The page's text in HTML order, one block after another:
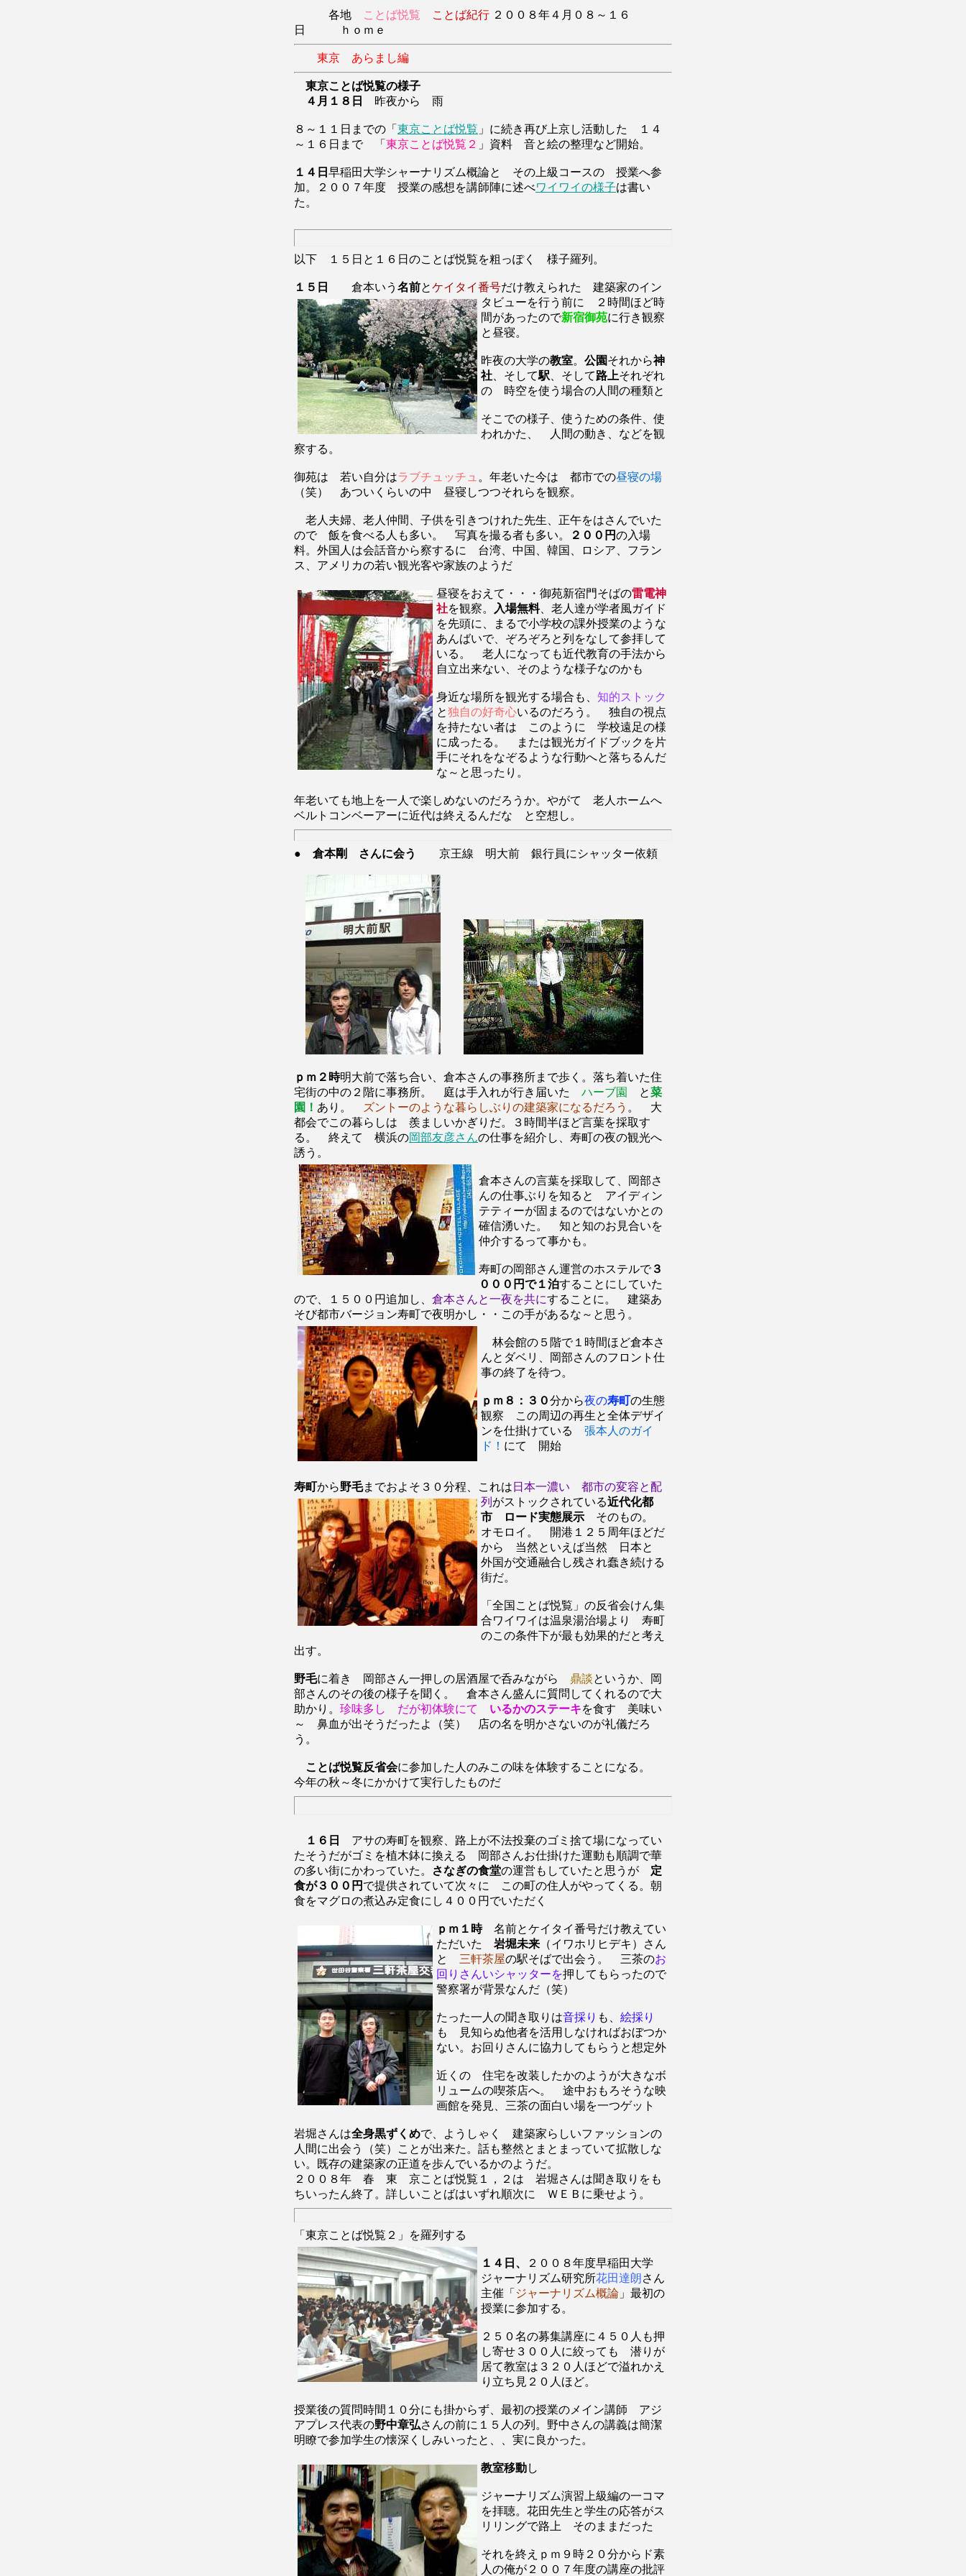
各地 ことば悦覧 ことば紀行 ２００８年４月０８～１６
日 ｈｏｍｅ
東京 あらまし編
東京ことば悦覧の様子
４月 １８日 昨夜から 雨
８～１１日までの「 東京ことば悦覧 」に続き再び上京し活動した １４
～１６日まで 「 東京ことば悦覧２ 」資料 音と絵の整理など開始。
１４日 早稲田大学シャーナリズム概論と その上級コースの 授業へ参
加。２００７年度 授業の感想を講師陣に述べワイワイの様子は書い
た。
以下 １５日と１６日のことば悦覧を粗っぽく 様子羅列。
１５日 倉本いう 名前とケイタイ番号だけ教えられた 建築家のイン
タビューを行う前に ２時間ほど時
間があったので新宿御苑に行き観察
と昼寝。
昨夜の大学の教室。 公園それから神
社 、そして駅 、そして路上それぞれ
の 時空を使う場合の人間の種類と
そこでの様子、使うための条件、使
われかた、 人間の動き、などを観
察する。
御苑は 若い自分はラブチュッチュ 。年老いた今は 都市での昼寝の場
（笑） あついくらいの中 昼寝しつつそれらを観察。
老人夫婦、老人仲間、子供を引きつけれた先生、正午をはさんでいた
ので 飯を食べる人も多い。 写真を撮る者も多い。
２００円の入場
料。外国人は会話音から察するに 台湾、中国、韓国、ロシア、フラン
ス、アメリカの若い観光客や家族のようだ
昼寝をおえて・・・御苑新宿門そばの雷電神
社を観察。 入場無料、老人達が学者風ガイド
を先頭に、まるで小学校の課外授業のような
あんばいで、ぞろぞろと列をなして参拝して
いる。 老人になっても近代教育の手法から
自立出来ない、そのような様子なのかも
身近な場所を観光する場合も、 知的ストック
と独自の好奇心いるのだろう。 独自の視点
を持たない者は このように 学校遠足の様
に成ったる。 または観光ガイドブックを片
手にそれをなぞるような行動へと落ちるんだ
な～と思ったり。
年老いても地上を一人で楽しめないのだろうか。やがて 老人ホームへ
ベルトコンベーアーに近代は終えるんだな と空想し。
● 倉本剛 さんに会う 京王線 明大前 銀行員にシャッター依頼
ｐｍ２時明大前で落ち合い、倉本さんの事務所まで歩く。落ち着いた住
宅街の中の２階に事務所。 庭は手入れが行き届いた ハーブ園 と菜
園！ あり。 ズントーのような暮らしぶりの建築家になるだろう 。 大
都会でこの暮らしは 羨ましいかぎりだ。３時間半ほど言葉を採取す
る。 終えて 横浜の岡部友彦さんの仕事を紹介し、寿町の夜の観光へ
誘う。
倉本さんの言葉を採取して、岡部さ
んの仕事ぶりを知ると アイディン
テティーが固まるのではないかとの
確信湧いた。 知と知のお見合いを
仲介するって事かも。
寿町の岡部さん運営のホステルで３
０００円で１泊することにしていた
ので、１５００円追加し、 倉本さんと一夜を共にすることに。 建築あ
そび都市バージョン寿町で夜明かし・・この手があるな～と思う。
林会館の５階で１時間ほど倉本さ
んとダベリ、岡部さんのフロント仕
事の終了を待つ。
ｐｍ８：３０分から夜の寿町の生態
観察 この周辺の再生と全体デザイ
ンを仕掛けている
張本人のガイ
ド！ にて 開始
寿町から野毛までおよそ３０分程、これは 日本一濃い 都市の変容と配
列 がストックされている近代化都
市 ロード実態展示 そのもの。
オモロイ。 開港１２５周年ほどだ
から 当然といえば当然 日本と
外国が交通融合し残され蠢き続ける
街だ。
「全国ことば悦覧」の反省会けん集
合ワイワイは温泉湯治場より 寿町
のこの条件下が最も効果的だと考え
出す。
野毛に着き 岡部さん一押しの居酒屋で呑みながら 鼎談というか、岡
部さんのその後の様子を聞く。 倉本さん盛んに質問してくれるので大
助かり。 珍味多し だが初体験にて いるかのステーキを食す 美味い
～ 鼻血が出そうだったよ（笑） 店の名を明かさないのが礼儀だろ
う。
ことば悦覧反省会に参加した人のみこの味を体験することになる。
今年の秋～冬にかかけて実行したものだ
１６日
アサの寿町を観察、路上が不法投棄のゴミ捨て場になってい
たそうだがゴミを植木鉢に換える 岡部さんお仕掛けた運動も順調で華
の多い街にかわっていた。
さなぎの食堂の運営もしていたと思うが 定
食が３００円 で提供されていて次々に この町の住人がやってくる。朝
食をマグロの煮込み定食にし４００円でいただく
ｐｍ１時 名前とケイタイ番号だけ教えてい
ただいた 岩堀未来 （イワホリヒデキ）さん
と 三軒茶屋の駅そばで出会う。 三茶のお
回りさんいシャッターを押してもらったので
警察署が背景なんだ（笑）
たった一人の聞き取りは音採り も、 絵採り
も 見知らぬ他者を活用しなければおぼつか
ない。お回りさんに協力してもらうと想定外
近くの 住宅を改装したかのようが大きなボ
リュームの喫茶店へ。 途中おもろそうな映
画館を発見、三茶の面白い場を一つゲット
岩堀さんは全身黒ずくめで、ようしゃく 建築家らしいファッションの
人間に出会う（笑）ことが出来た。話も整然とまとまっていて拡散しな
い。既存の建築家の正道を歩んでいるかのようだ。
２００８年 春 東 京ことば悦覧１，２は 岩堀さんは聞き取りをも
ちいったん終了。詳しいことばはいずれ順次に ＷＥＢに乗せよう。
「東京こ とば悦覧２ 」を羅列する
１４日、
２００８年度早稲田大学
ジャーナリズム研究所花田達朗 さん
主催「 ジャーナリズム概論 」最初の
授業に参加する。
２５０名の募集講座に４５０人も押
し寄せ３００人に絞っても 潜りが
居て教室は３２０人ほどで溢れかえ
り立ち見２０人ほど。
授業後の質問時間１０分にも掛からず、最初の授業のメイン講師 アジ
アプレス代表の野中章弘さんの前に１５人の列。野中さんの講義は簡潔
明瞭で参加学生の懐深くしみいったと、、実に良かった。
教室移動し
ジャーナリズム演習上級編の一コマ
を拝聴。花田先生と学生の応答がス
リリングで路上 そのままだった
それを終えｐｍ９時２０分からド素
人の俺が２００７年度の講座の批評